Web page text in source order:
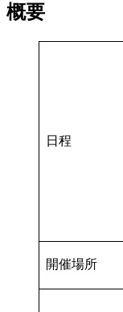
概要
日程
開催場所